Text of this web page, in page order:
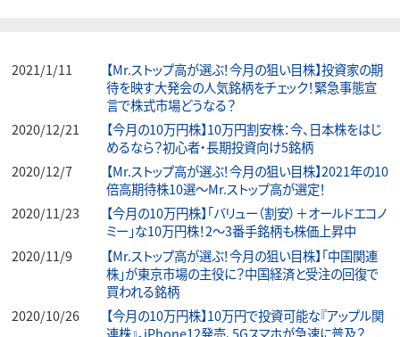
2021/1/11
【Mr.ストップ高が選ぶ！今月の狙い目株】投資家の期
待を映す大発会の人気銘柄をチェック！緊急事態宣
言で株式市場どうなる？
2020/12/21
【今月の10万円株】10万円割安株：今、日本株をはじ
めるなら？初心者・長期投資向け5銘柄
2020/12/7
【Mr.ストップ高が選ぶ！今月の狙い目株】2021年の10
倍高期待株10選～Mr.ストップ高が選定！
2020/11/23
【今月の10万円株】「バリュー（割安）＋オールドエコノ
ミー」な10万円株！2～3番手銘柄も株価上昇中
2020/11/9
【Mr.ストップ高が選ぶ！今月の狙い目株】「中国関連
株」が東京市場の主役に？中国経済と受注の回復で
買われる銘柄
2020/10/26
【今月の10万円株】10万円で投資可能な『アップル関
連株』。iPhone12発売、5Gスマホが急速に普及？